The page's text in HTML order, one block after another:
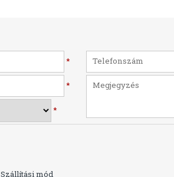
*
*
*
Szállítási mód